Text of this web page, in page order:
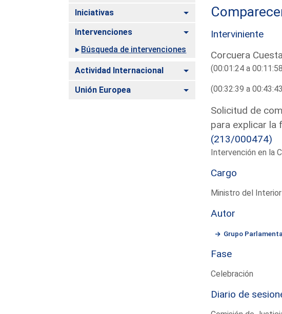
Iniciativas Alternar
Intervenciones
Alternar
Búsqueda de intervenciones
Actividad Internacional Alternar
Unión Europea Alternar
Interviniente
Corcuera
(00:01:24 a
(00:32:39 a
Solicitud de
para explicar la
(213/000474)
Intervención en la
Cargo
Ministro del Interior
Autor
Grupo
Fase
Celebración
Diario de